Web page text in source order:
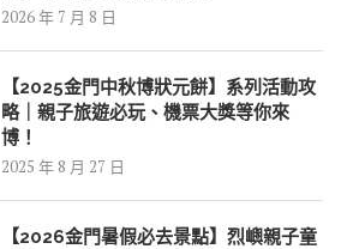
2026 年 7 月 8 日
【2025金門中秋博狀元餅】系列活動攻
略｜親子旅遊必玩、機票大獎等你來
博！
2025 年 8 月 27 日
【2026金門暑假必去景點】烈嶼親子童